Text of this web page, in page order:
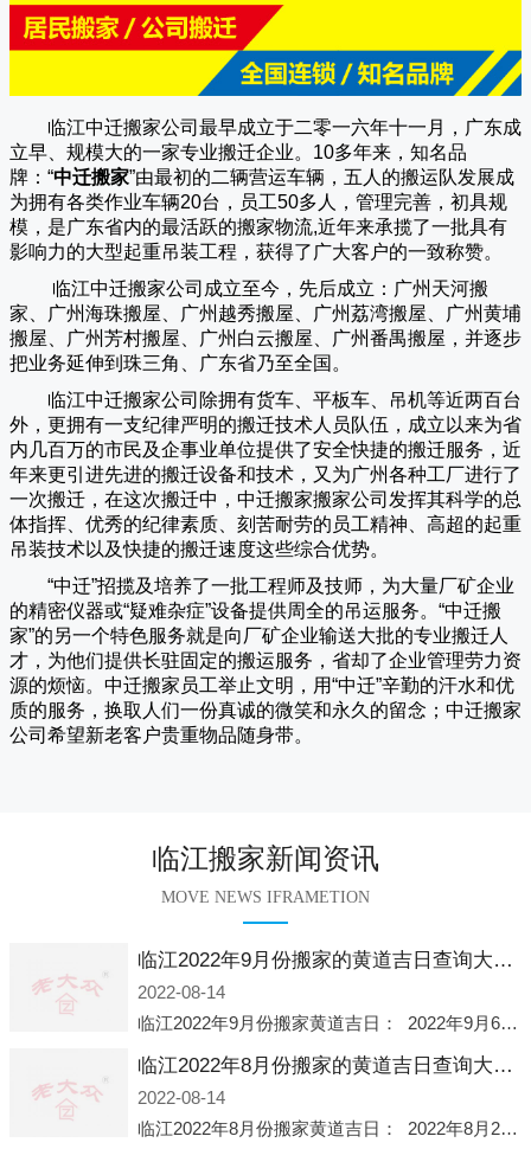
临江中迁搬家公司 最早成立于二零一六年十一月，广东成
立早、规模大的一家专业搬迁企业。10多年来，知名品
牌：“中迁搬家”由最初的二辆营运车辆，五人的搬运队发展成
为拥有各类作业车辆20台，员工50多人，管理完善，初具规
模，是广东省内的最活跃的搬家物流,近年来承揽了一批具有
影响力的大型起重吊装工程，获得了广大客户的一致称赞。
临江中迁搬家公司成立至今，先后成立：广州天河搬
家、广州海珠搬屋、广州越秀搬屋、广州荔湾搬屋、广州黄埔
搬屋、广州芳村搬屋、广州白云搬屋、广州番禺搬屋，并逐步
把业务延伸到珠三角、广东省乃至全国。
临江中迁搬家公司除拥有货车、平板车、吊机等近两百台
外，更拥有一支纪律严明的搬迁技术人员队伍，成立以来为省
内几百万的市民及企事业单位提供了安全快捷的搬迁服务，近
年来更引进先进的搬迁设备和技术，又为广州各种工厂进行了
一次搬迁，在这次搬迁中， 中迁搬家搬家公司发挥其科学的总
体指挥、优秀的纪律素质、刻苦耐劳的员工精神、高超的起重
吊装技术以及快捷的搬迁速度这些综合优势。
“中迁”招揽及培养了一批工程师及技师，为大量厂矿企业
的精密仪器或“疑难杂症”设备提供周全的吊运服务。“中迁搬
家”的另一个特色服务就是向厂矿企业输送大批的专业搬迁人
才，为他们提供长驻固定的搬运服务，省却了企业管理劳力资
源的烦恼。 中迁搬家员工举止文明，用“中迁”辛勤的汗水和优
质的服务，换取人们一份真诚的微笑和永久的留念； 中迁搬家
公司希望新老客户贵重物品随身带。
临江搬家新闻资讯
MOVE NEWS IFRAMETION
临江2022年9月份搬家的黄道吉日查询大全一览表哪天适合搬家好日子
2022-08-14
临江2022年9月份搬家黄道吉日： 2022年9月6日 「星期二」 农历八月十一2022年9月12日 「星期一」 农历八月十七2022年9月16日 「星期五」 农历八月廿一2022年9月2
临江2022年8月份搬家的黄道吉日查询大全一览表哪天适合搬家好日子
2022-08-14
临江2022年8月份搬家黄道吉日： 2022年8月2日 「星期二」 农历七月初五2022年8月6日 「星期六」 农历七月初九2022年8月8日 「星期一」 农历七月十一2022年8月10日 「